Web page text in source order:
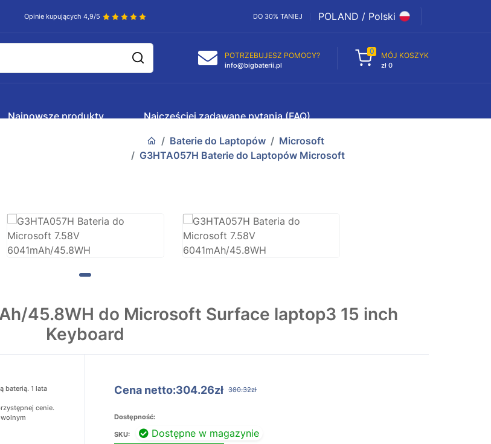
Opinie kupujących 4,9/5 DO 30% TANIEJ POLAND / Polski
POTRZEBUJESZ POMOCY?
info@bigbaterii.pl
0 MÓJ KOSZYK
zł 0
Najnowsze produkty Najczęściej zadawane pytania (FAQ)
Baterie do Laptopów
Microsoft
G3HTA057H Baterie do Laptopów Microsoft
45.8WH do Microsoft Surface laptop3 15 inch
Keyboard
baterią. 1 lata
cenie.
Cena netto:304.26zł 380.32zł
Dostępność:
Dostępne w magazynie
SKU: